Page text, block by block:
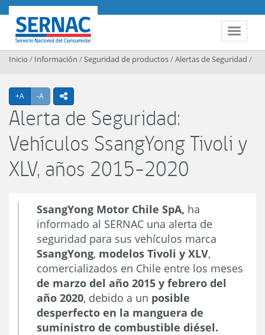
Contenido principal
Toggle
SERNAC
Inicio / Información /Seguridad de productos/Alertas de Seguridad /
+A Agrandar texto
-A Achicar textoicono compartir
Alerta de Seguridad:
Vehículos SsangYong Tivoli y
XLV, años 2015-2020
SsangYong Motor Chile SpA, ha
informado al SERNAC una alerta de
seguridad para sus vehículos marca
SsangYong, modelos Tivoli y XLV,
comercializados en Chile entre los meses
de marzo del año 2015 y febrero del
año 2020, debido a un posible
desperfecto en la manguera de
suministro de combustible diésel.